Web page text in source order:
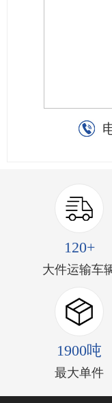
120+
大件运输车
1900吨
最大单件